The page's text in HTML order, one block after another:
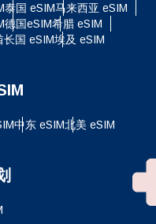
泰国 eSIM马来西亚 eSIM
德国eSIM希腊 eSIM
长国 eSIM埃及 eSIM
中东 eSIM北美 eSIM